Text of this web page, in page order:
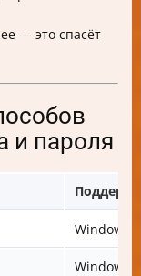
— это спасёт
и пароля
Windows
Windows